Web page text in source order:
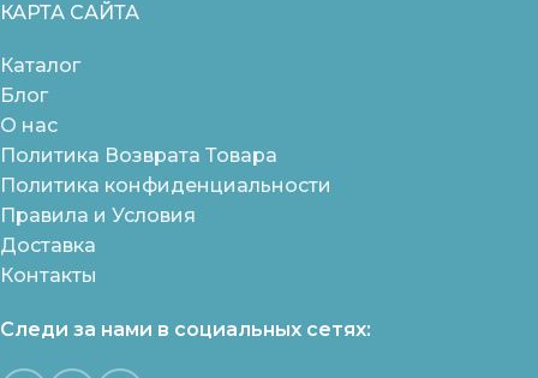
КАРТА САЙТА
Каталог
Блог
О нас
Политика Возврата Товара
Политика конфиденциальности
Правила и Условия
Доставка
Контакты
Следи за нами в социальных сетях: